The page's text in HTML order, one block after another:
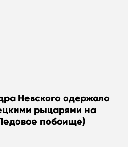
Невского одержало
рыцарями на
побоище)